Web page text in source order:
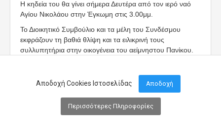
Αποδοχή Cookies Ιστοσελίδας Αποδοχή
Περισσότερες Πληροφορίες
Η κηδεία του θα γίνει σήμερα Δευτέρα από τον ιερό ναό
Αγίου Νικολάου στην Έγκωμη στις 3.00μμ.
Το Διοικητικό Συμβούλιο και τα μέλη του Συνδέσμου
εκφράζουν τη βαθιά θλίψη και τα ειλικρινή τους
συλλυπητήρια στην οικογένεια του αείμνηστου Πανίκου.
Μενού